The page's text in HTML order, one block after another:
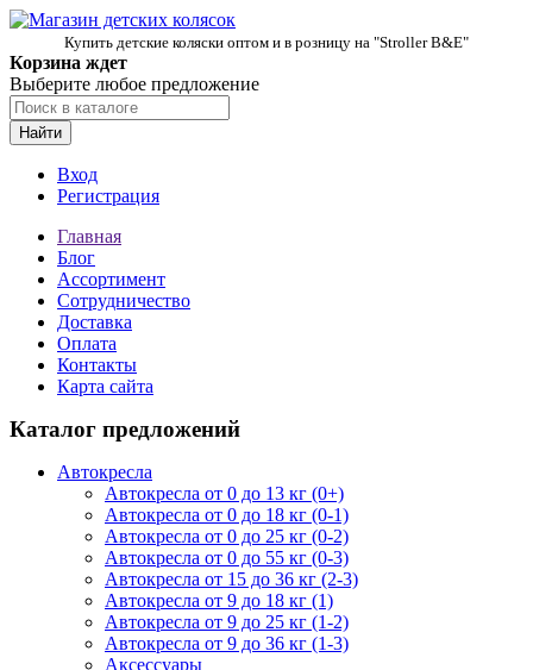
Купить детские коляски оптом и в розницу на "Stroller B&E"
Корзина ждет
Выберите любое предложение
Найти
Вход
Регистрация
Главная
Блог
Ассортимент
Сотрудничество
Доставка
Оплата
Контакты
Карта сайта
Каталог предложений
Автокресла
Автокресла от 0 до 13 кг (0+)
Автокресла от 0 до 18 кг (0-1)
Автокресла от 0 до 25 кг (0-2)
Автокресла от 0 до 55 кг (0-3)
Автокресла от 15 до 36 кг (2-3)
Автокресла от 9 до 18 кг (1)
Автокресла от 9 до 25 кг (1-2)
Автокресла от 9 до 36 кг (1-3)
Аксессуары